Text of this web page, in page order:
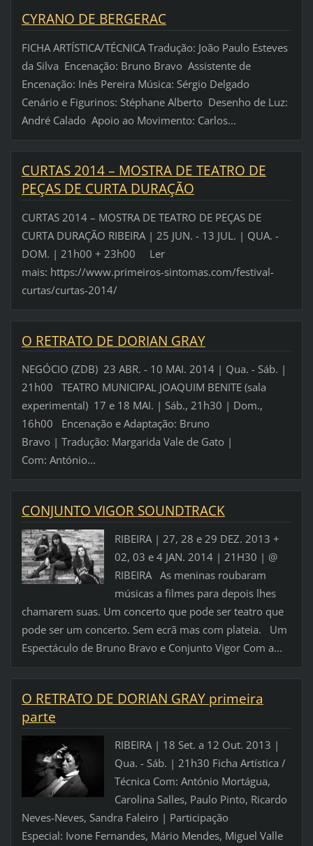
CYRANO DE BERGERAC
FICHA ARTÍSTICA/TÉCNICA Tradução: João Paulo Esteves
da Silva Encenação: Bruno Bravo Assistente de
Encenação: Inês Pereira Música: Sérgio Delgado
Cenário e Figurinos: Stéphane Alberto Desenho de Luz:
André Calado Apoio ao Movimento: Carlos...
CURTAS 2014 – MOSTRA DE TEATRO DE
PEÇAS DE CURTA DURAÇÃO
CURTAS 2014 – MOSTRA DE TEATRO DE PEÇAS DE
CURTA DURAÇÃO RIBEIRA | 25 JUN. - 13 JUL. | QUA. -
DOM. | 21h00 + 23h00 Ler
mais: https://www.primeiros-sintomas.com/festival-
curtas/curtas-2014/
O RETRATO DE DORIAN GRAY
NEGÓCIO (ZDB) 23 ABR. - 10 MAI. 2014 | Qua. - Sáb. |
21h00 TEATRO MUNICIPAL JOAQUIM BENITE (sala
experimental) 17 e 18 MAI. | Sáb., 21h30 | Dom.,
16h00 Encenação e Adaptação: Bruno
Bravo | Tradução: Margarida Vale de Gato |
Com: António...
CONJUNTO VIGOR SOUNDTRACK
RIBEIRA | 27, 28 e 29 DEZ. 2013 +
02, 03 e 4 JAN. 2014 | 21H30 | @
RIBEIRA As meninas roubaram
músicas a filmes para depois lhes
chamarem suas. Um concerto que pode ser teatro que
pode ser um concerto. Sem ecrã mas com plateia. Um
Espectáculo de Bruno Bravo e Conjunto Vigor Com a...
O RETRATO DE DORIAN GRAY primeira
parte
RIBEIRA | 18 Set. a 12 Out. 2013 |
Qua. - Sáb. | 21h30 Ficha Artística /
Técnica Com: António Mortágua,
Carolina Salles, Paulo Pinto, Ricardo
Neves-Neves, Sandra Faleiro | Participação
Especial: Ivone Fernandes, Mário Mendes, Miguel Valle